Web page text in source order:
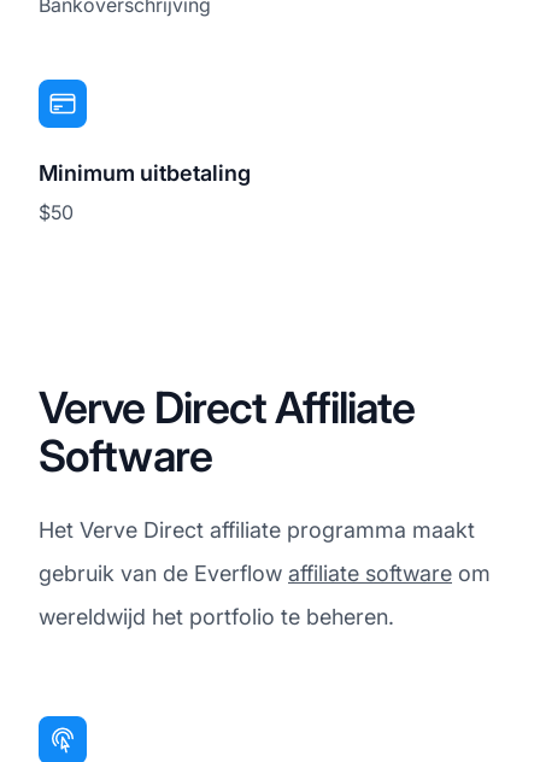
Minimum uitbetaling
$50
Verve Direct Affiliate
Software
Het Verve Direct affiliate programma maakt
gebruik van de Everflow affiliate software om
wereldwijd het portfolio te beheren.